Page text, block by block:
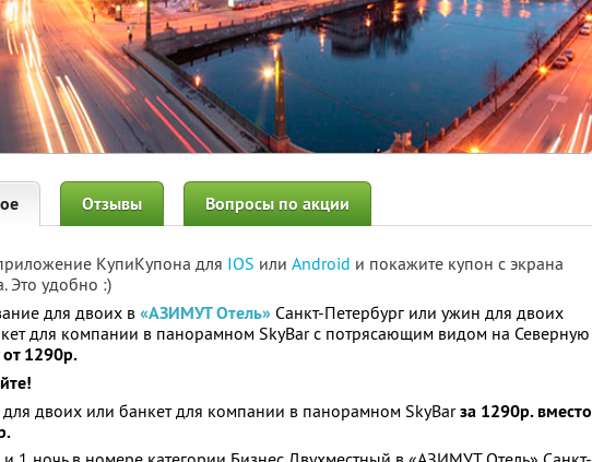
Отзывы Вопросы по акции
КупиКупона для IOS или Android и покажите купон с экрана
Это удобно :)
для двоих в«АЗИМУТ Отель» Санкт-Петербург или ужин для двоих
для компании в панорамном SkyBаr с потрясающим видом на Северную
от 1290р.
двоих или банкет для компании в панорамном SkyBаrза 1290р. вместо